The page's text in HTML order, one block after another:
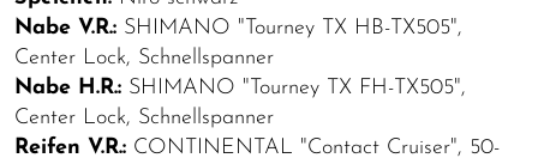
Nabe V.R.: SHIMANO "Tourney TX HB-TX505",
Center Lock, Schnellspanner
Nabe H.R.: SHIMANO "Tourney TX FH-TX505",
Center Lock, Schnellspanner
Reifen V.R.: CONTINENTAL "Contact Cruiser", 50-